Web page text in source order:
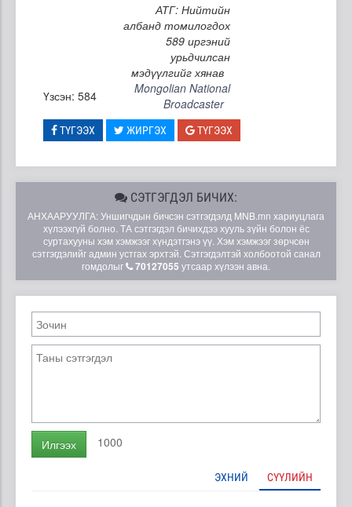
АТГ: Нийтийн
албанд томилогдох
589 иргэний
урьдчилсан
мэдүүлгийг хянав
Үзсэн: 584
Mongolian National
Broadcaster
ТҮГЭЭХ ЖИРГЭХ ТҮГЭЭХ
СЭТГЭГДЭЛ БИЧИХ:
АНХААРУУЛГА: Уншигчдын бичсэн сэтгэгдэлд MNB.mn хариуцлага
хүлээхгүй болно. ТА сэтгэгдэл бичихдээ хууль зүйн болон ёс
суртахууны хэм хэмжээг хүндэтгэнэ үү. Хэм хэмжээг зөрчсөн
сэтгэгдэлийг админ устгах эрхтэй. Сэтгэгдэлтэй холбоотой санал
гомдолыг
70127055 утсаар хүлээн авна.
Илгээх 1000
ЭХНИЙ СҮҮЛИЙН